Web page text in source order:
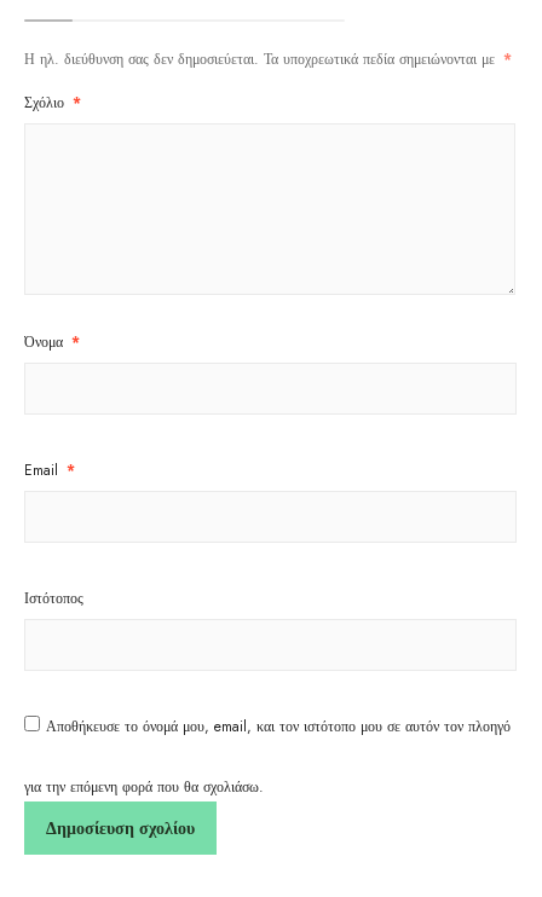
Η ηλ. διεύθυνση σας δεν δημοσιεύεται. Τα υποχρεωτικά πεδία σημειώνονται με *
Σχόλιο *
Όνομα *
Email *
Ιστότοπος
Αποθήκευσε το όνομά μου, email, και τον ιστότοπο μου σε αυτόν τον πλοηγό
για την επόμενη φορά που θα σχολιάσω.